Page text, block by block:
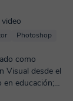
Photoshop
como
Visual desde el
educación;